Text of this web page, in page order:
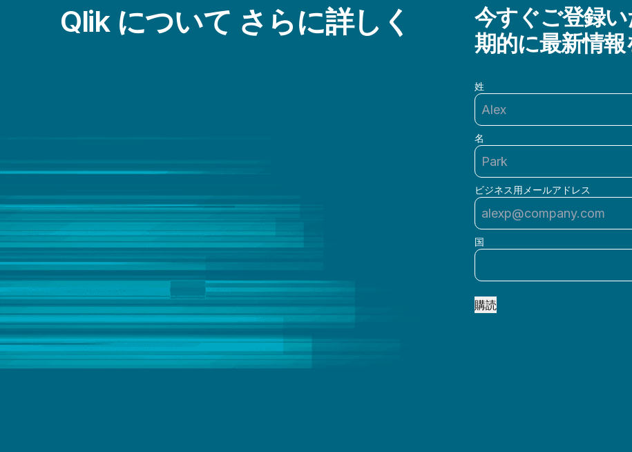
Qlik について さらに詳しく
今すぐご登録
期的に最新情
姓
名
ビジネス用メールアドレス
国
購読